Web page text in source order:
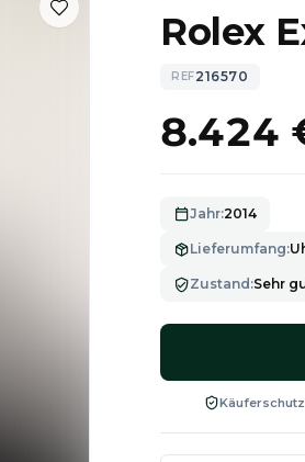
Rolex
REF216570
8.424
Jahr:2014
Lieferumfang:
Zustand :Sehr